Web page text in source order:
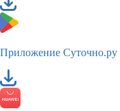
Приложение Суточно.ру